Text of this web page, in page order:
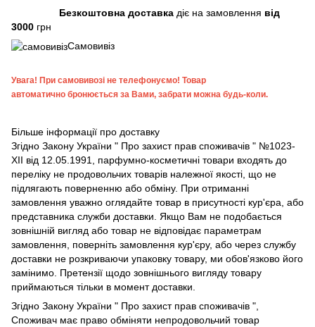
Безкоштовна доставка діє на замовлення від
3000 грн
Самовивіз
Увага! При самовивозі не телефонуємо! Товар
автоматично бронюється за Вами, забрати можна будь-коли.
Більше інформації про доставку
Згідно Закону України " Про захист прав споживачів " №1023-
XII від 12.05.1991, парфумно-косметичні товари входять до
переліку не продовольчих товарів належної якості, що не
підлягають поверненню або обміну. При отриманні
замовлення уважно оглядайте товар в присутності кур'єра, або
представника служби доставки. Якщо Вам не подобається
зовнішній вигляд або товар не відповідає параметрам
замовлення, поверніть замовлення кур'єру, або через службу
доставки не розкриваючи упаковку товару, ми обов'язково його
замінимо. Претензії щодо зовнішнього вигляду товару
приймаються тільки в момент доставки.
Згідно Закону України " Про захист прав споживачів ",
Споживач має право обміняти непродовольчий товар